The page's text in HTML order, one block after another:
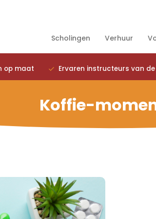
Scholingen
Verhuur
op maat Ervaren instructeurs van
Koffie-